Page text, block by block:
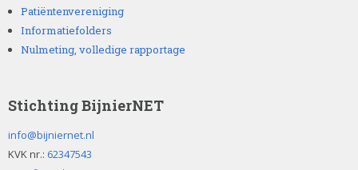
Patiëntenvereniging
Informatiefolders
Nulmeting, volledige rapportage
Stichting BijnierNET
info@bijniernet.nl
KVK nr.: 62347543